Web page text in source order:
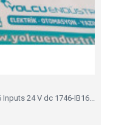
24 V dc 1746-IB16...